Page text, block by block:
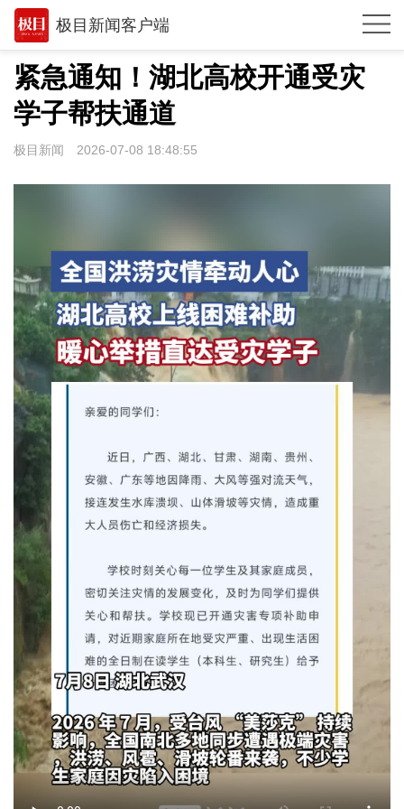
极目新闻客户端
推荐
体育
观点
武汉
世相
环球
专题
极客圈
经济
城建
科教
健康
悠游
相亲
汽车
房产
消费
创意
紧急通知！湖北高校开通受灾
学子帮扶通道
极目新闻 2026-07-08 18:48:55